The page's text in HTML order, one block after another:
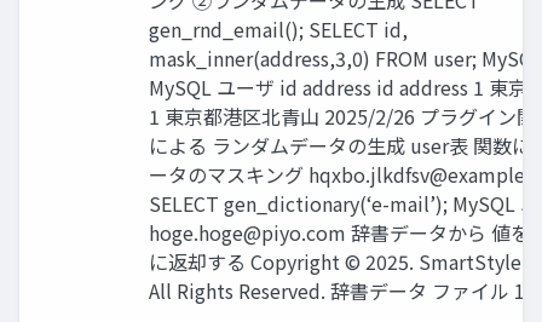
gen_rnd_email(); SELECT id,
mask_inner(address,3,0) FROM user;
MySQL ユーザ id address id address 1 東京
1 東京都港区北青山 2025/2/26 プラグイン関
による ランダムデータの生成 user表 関数に
ータのマスキング
SELECT gen_dictionary(‘e-mail’); MySQL
hoge.hoge@piyo.com 辞書データから 値を
に返却する Copyright © 2025. SmartStyle
All Rights Reserved. 辞書データ ファイル 13